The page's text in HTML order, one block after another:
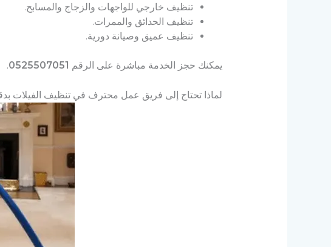
تنظيف خارجي للواجهات والزجاج والمسابح.
تنظيف الحدائق والممرات.
تنظيف عميق وصيانة دورية.
يمكنك حجز الخدمة مباشرة على الرقم 0525507051
.
لماذا تحتاج إلى فريق عمل محترف في تنظيف الفيلات